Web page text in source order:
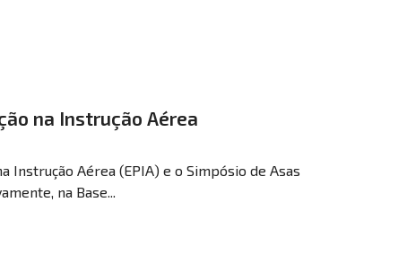
na Instrução Aérea
Instrução Aérea (EPIA) e o Simpósio de Asas
na Base...